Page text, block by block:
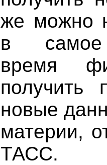
же можно
в самое
время
получить
новые
материи,
ТАСС.